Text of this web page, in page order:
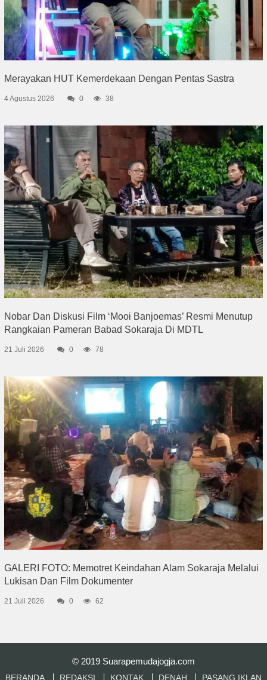
Merayakan HUT Kemerdekaan Dengan Pentas Sastra
4 Agustus 2026 0 38
Nobar Dan Diskusi Film ‘Mooi Banjoemas’ Resmi Menutup
Rangkaian Pameran Babad Sokaraja Di MDTL
21 Juli 2026 0 78
GALERI FOTO: Memotret Keindahan Alam Sokaraja Melalui
Lukisan Dan Film Dokumenter
21 Juli 2026 0 62
© 2019 Suarapemudajogja.com
BERANDA REDAKSI KONTAK DENAH PASANG IKLAN